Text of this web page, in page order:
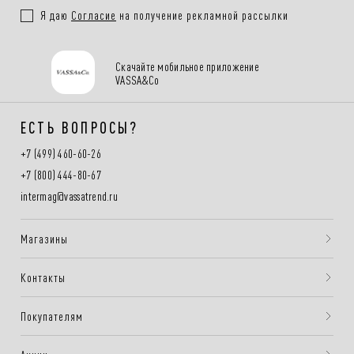
Я даю Согласие на получение рекламной рассылки
Скачайте мобильное приложение
VASSA&Co
ЕСТЬ ВОПРОСЫ?
+7 (499) 460-60-26
+7 (800) 444-80-67
intermag@vassatrend.ru
Магазины
Контакты
Покупателям